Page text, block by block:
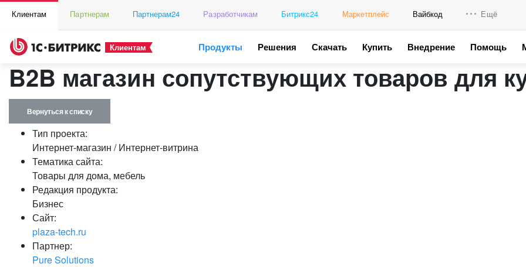
Клиентам Партнерам Партнерам24 Разработчикам Битрикс24 Маркетплейс Вайбкод Ещё
Клиентам Продукты Решения Скачать Купить Внедрение Помощь
B2B магазин сопутствующих товаров для
Вернуться к списку
Тип проекта:
Интернет-магазин / Интернет-витрина
Тематика сайта:
Товары для дома, мебель
Редакция продукта:
Бизнес
Сайт:
plaza-tech.ru
Партнер:
Pure Solutions